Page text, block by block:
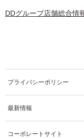
DDグループ店舗総合情
プライバシーポリシー
最新情報
コーポレートサイト